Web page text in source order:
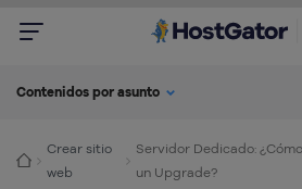
Contenidos por asunto
Crear sitio
web
Servidor Dedicado:
un Upgrade?